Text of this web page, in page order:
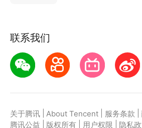
联系我们
关于腾讯 About Tencent 服务条款
腾讯公益
版权所有 用户权限 隐私